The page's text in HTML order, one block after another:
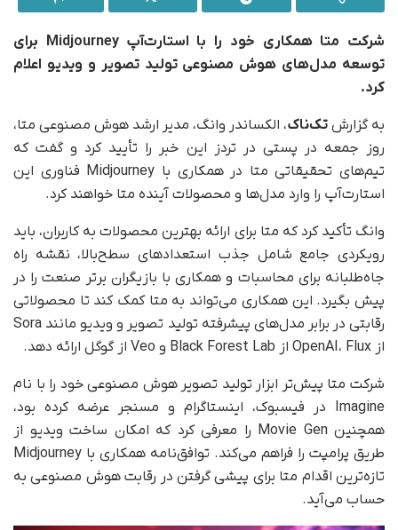
شرکت متا همکاری خود را با استارت‌آپ Midjourney برای
توسعه مدل‌های هوش مصنوعی تولید تصویر و ویدیو اعلام
کرد.
به گزارش تک‌ناک، الکساندر وانگ، مدیر ارشد هوش مصنوعی متا،
روز جمعه در پستی در تردز این خبر را تأیید کرد و گفت که
تیم‌های تحقیقاتی متا در همکاری با Midjourney فناوری این
استارت‌آپ را وارد مدل‌ها و محصولات آینده متا خواهند کرد.
وانگ تأکید کرد که متا برای ارائه بهترین محصولات به کاربران، باید
رویکردی جامع شامل جذب استعدادهای سطح‌بالا، نقشه راه
جاه‌طلبانه برای محاسبات و همکاری با بازیگران برتر صنعت را در
پیش بگیرد. این همکاری می‌تواند به متا کمک کند تا محصولاتی
رقابتی در برابر مدل‌های پیشرفته تولید تصویر و ویدیو مانند Sora
از OpenAI، Flux از Black Forest Lab و Veo از گوگل ارائه دهد.
شرکت متا پیش‌تر ابزار تولید تصویر هوش مصنوعی خود را با نام
Imagine در فیسبوک، اینستاگرام و مسنجر عرضه کرده بود،
همچنین Movie Gen را معرفی کرد که امکان ساخت ویدیو از
طریق پرامپت را فراهم می‌کند. توافق‌نامه همکاری با Midjourney
تازه‌ترین اقدام متا برای پیشی گرفتن در رقابت هوش مصنوعی به
حساب می‌آید.